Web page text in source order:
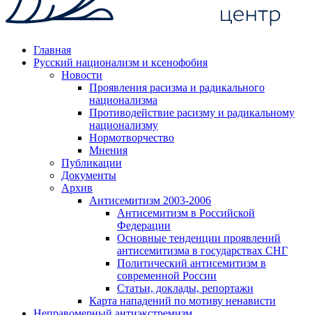
Главная
Русский национализм и ксенофобия
Новости
Проявления расизма и радикального
национализма
Противодействие расизму и радикальному
национализму
Нормотворчество
Мнения
Публикации
Документы
Архив
Антисемитизм 2003-2006
Антисемитизм в Российской
Федерации
Основные тенденции проявлений
антисемитизма в государствах СНГ
Политический антисемитизм в
современной России
Статьи, доклады, репортажи
Карта нападений по мотиву ненависти